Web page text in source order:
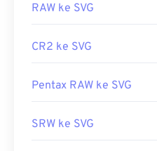
RAW ke SVG
CR2 ke SVG
Pentax RAW ke SVG
SRW ke SVG